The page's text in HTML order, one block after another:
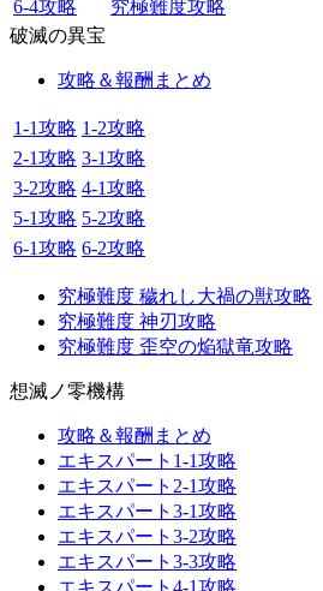
6-4攻略
究極難度攻略
破滅の異宝
攻略＆報酬まとめ
1-1攻略 1-2攻略
2-1攻略 3-1攻略
3-2攻略 4-1攻略
5-1攻略 5-2攻略
6-1攻略 6-2攻略
究極難度 穢れし大禍の獣攻略
究極難度 神刃攻略
究極難度 歪空の焔獄竜攻略
想滅ノ零機構
攻略＆報酬まとめ
エキスパート1-1攻略
エキスパート2-1攻略
エキスパート3-1攻略
エキスパート3-2攻略
エキスパート3-3攻略
エキスパート4-1攻略